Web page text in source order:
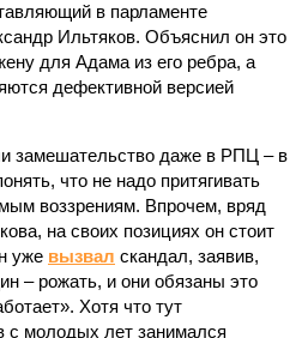
в парламенте
Ильтяков. Объяснил он это
для Адама из его ребра, а
дефективной версией
замешательство даже в РПЦ – в
что не надо притягивать
воззрениям. Впрочем, вряд
на своих позициях он стоит
уже вызвал скандал, заявив,
– рожать, и они обязаны это
Хотя что тут
с молодых лет занимался